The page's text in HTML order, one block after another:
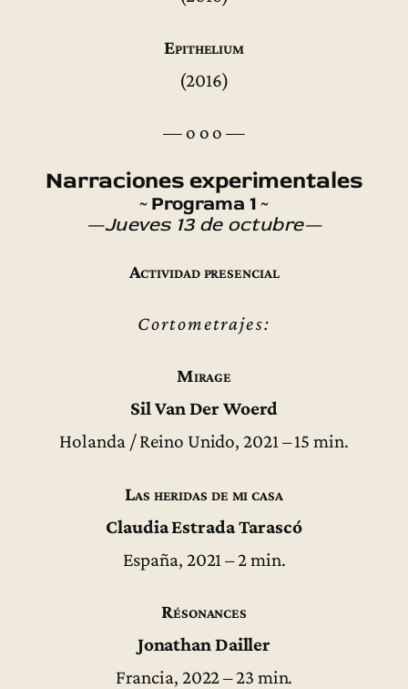
Epithelium
(2016)
— o o o —
Narraciones experimentales
~ Programa 1 ~
—Jueves 13 de octubre—
Actividad presencial
Cortometrajes:
Mirage
Sil Van Der Woerd
Holanda / Reino Unido, 2021 – 15 min.
Las heridas de mi casa
Claudia Estrada Tarascó
España, 2021 – 2 min.
Résonances
Jonathan Dailler
Francia, 2022 – 23 min.